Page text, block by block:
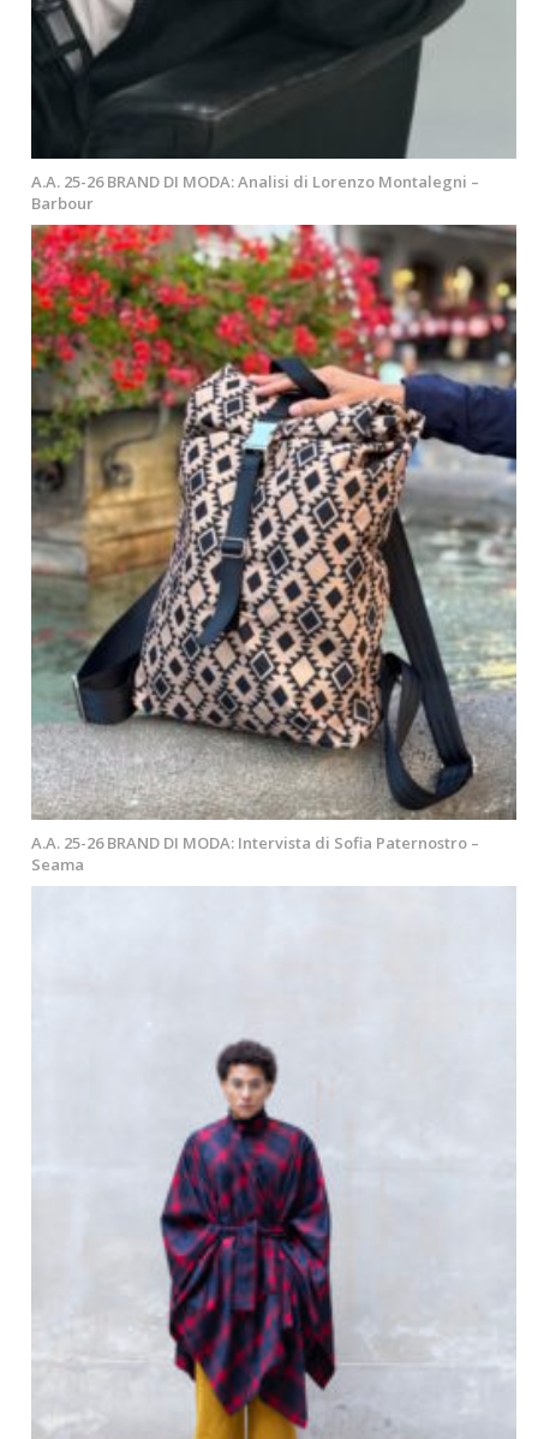
A.A. 25-26 BRAND DI MODA: Analisi di Lorenzo Montalegni –
Barbour
A.A. 25-26 BRAND DI MODA: Intervista di Sofia Paternostro –
Seama